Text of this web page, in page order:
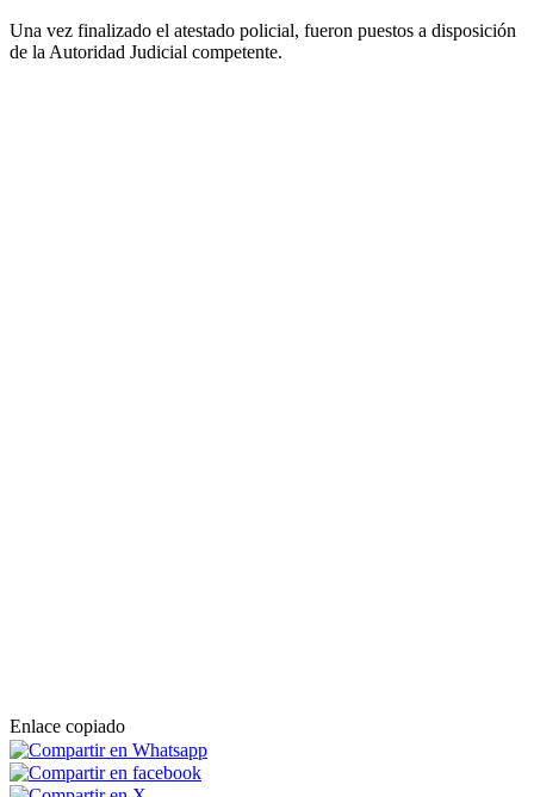
Una vez finalizado el atestado policial, fueron puestos a disposición
de la Autoridad Judicial competente.
Enlace copiado